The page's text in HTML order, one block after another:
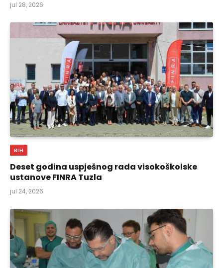
jul 28, 2026
BIH
Deset godina uspješnog rada visokoškolske
ustanove FINRA Tuzla
jul 24, 2026